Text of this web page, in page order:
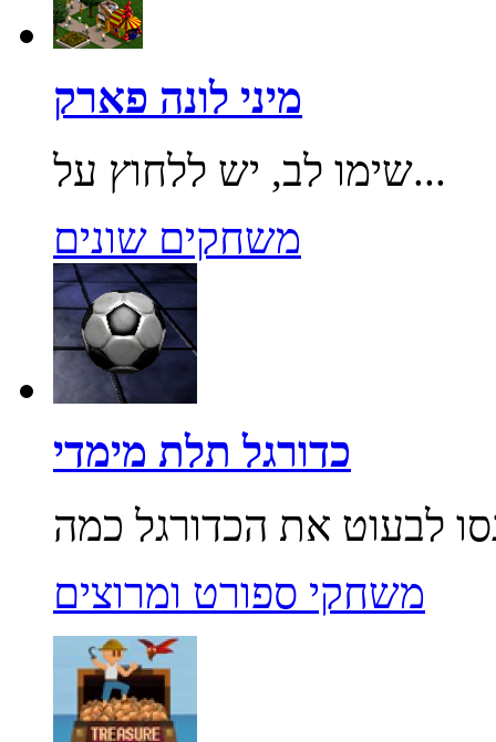
מיני לונה פארק
שימו לב, יש ללחוץ על...
משחקים שונים
כדורגל תלת מימדי
משחקי ספורט ומרוצים